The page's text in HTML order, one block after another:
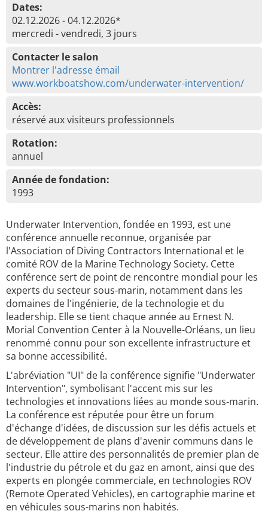
Dates:
02.12.2026 - 04.12.2026*
mercredi - vendredi, 3 jours
Contacter le salon
Montrer l'adresse émail
www.workboatshow.com/underwater-intervention/
Accès:
réservé aux visiteurs professionnels
Rotation:
annuel
Année de fondation:
1993
Underwater Intervention, fondée en 1993, est une
conférence annuelle reconnue, organisée par
l'Association of Diving Contractors International et le
comité ROV de la Marine Technology Society. Cette
conférence sert de point de rencontre mondial pour les
experts du secteur sous-marin, notamment dans les
domaines de l'ingénierie, de la technologie et du
leadership. Elle se tient chaque année au Ernest N.
Morial Convention Center à la Nouvelle-Orléans, un lieu
renommé connu pour son excellente infrastructure et
sa bonne accessibilité.
L'abréviation "UI" de la conférence signifie "Underwater
Intervention", symbolisant l'accent mis sur les
technologies et innovations liées au monde sous-marin.
La conférence est réputée pour être un forum
d'échange d'idées, de discussion sur les défis actuels et
de développement de plans d'avenir communs dans le
secteur. Elle attire des personnalités de premier plan de
l'industrie du pétrole et du gaz en amont, ainsi que des
experts en plongée commerciale, en technologies ROV
(Remote Operated Vehicles), en cartographie marine et
en véhicules sous-marins non habités.